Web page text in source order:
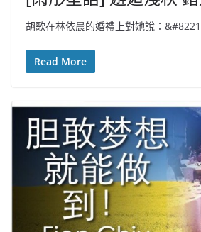
胡歌在林依晨的婚禮上對她說：&#8221
Read More